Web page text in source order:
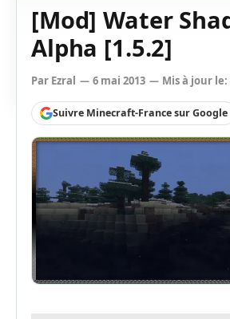
[Mod] Water
Alpha [1.5.2]
Par Ezral 6 mai 2013 Mis à jour le:
Suivre Minecraft-France sur Google